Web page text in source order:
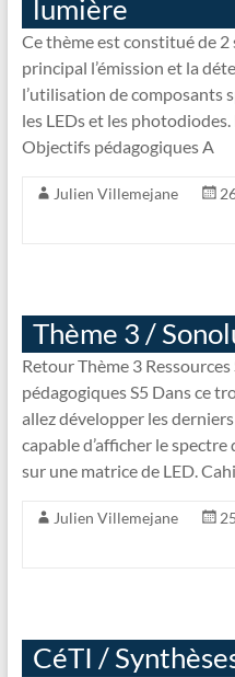
lumière
Ce thème est constitué de 2
principal l’émission et la
l’utilisation de composants
les LEDs et les
Objectifs pédagogiques A
Julien Villemejane
Thème 3 /
Retour Thème 3
pédagogiques S5 Dans ce
allez développer les
capable d’afficher le
sur une matrice de LED.
Julien Villemejane
CéTI /